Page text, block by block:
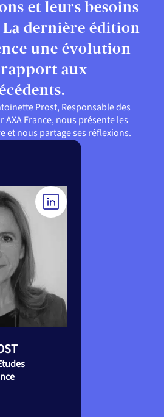
et leurs besoins
La dernière édition
une évolution
rapport aux
Prost, Responsable des
France, nous présente les
et nous partage ses réflexions.